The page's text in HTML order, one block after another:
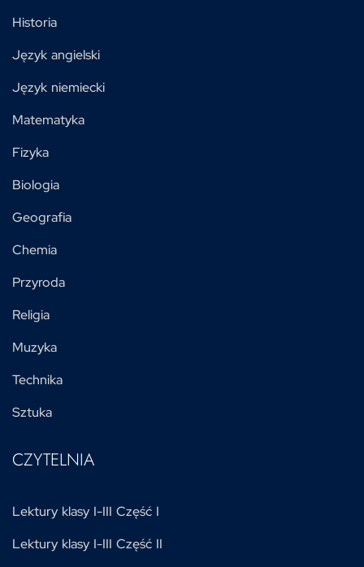
Historia
Język angielski
Język niemiecki
Matematyka
Fizyka
Biologia
Geografia
Chemia
Przyroda
Religia
Muzyka
Technika
Sztuka
CZYTELNIA
Lektury klasy I-III Część I
Lektury klasy I-III Część II